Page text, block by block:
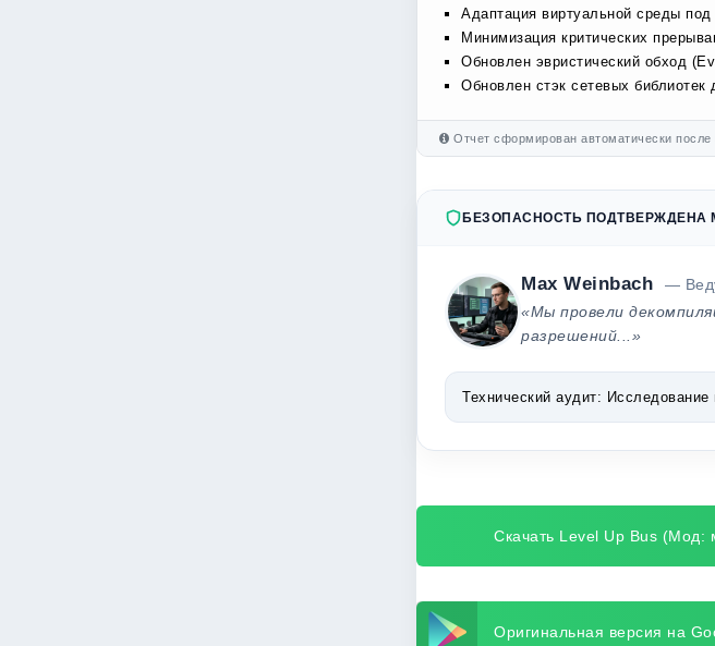
Адаптация виртуальной среды
Минимизация критических
Обновлен эвристический обход
Обновлен стэк сетевых
Отчет сформирован автоматически
БЕЗОПАСНОСТЬ ПОДТВЕРЖДЕНА
Max Weinbach
—
«Мы провели
разрешений...»
Технический аудит: Исследование
Скачать Level Up Bus (Мод:
Оригинальная версия на